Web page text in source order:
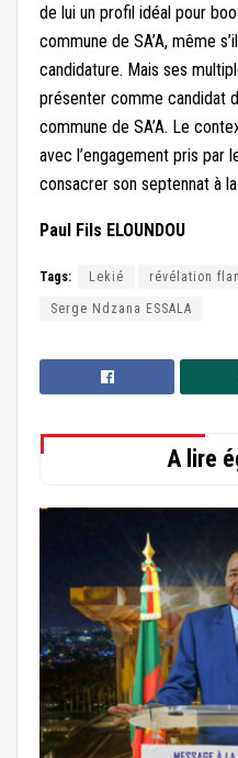
de lui un profil idéal pour
commune de SA’A, même
candidature. Mais ses
présenter comme candidat
commune de SA’A. Le
avec l’engagement pris par
consacrer son septennat à
Paul Fils ELOUNDOU
Tags: Lekié révélation
Serge Ndzana ESSALA
A lire